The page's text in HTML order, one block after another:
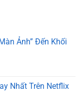
Ảnh” Đến Khối
Nhất Trên Netflix